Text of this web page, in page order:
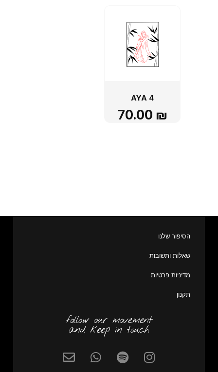
AYA 4
70.00 ₪
הסיפור שלנו
שאלות ותשובות
מדיניות פרטיות
תקנון
follow our movement
and keep in touch